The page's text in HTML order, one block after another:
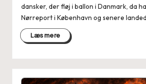
dansker, der fløj i ballon i Danmark, da
Nørreport i København og senere
Læs mere